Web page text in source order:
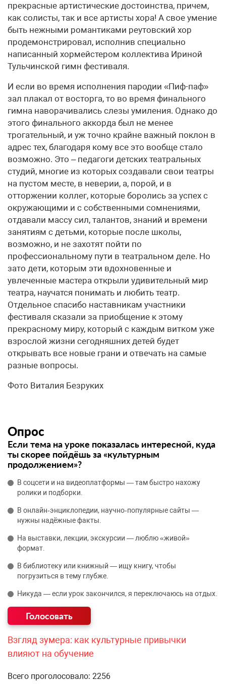
прекрасные артистические достоинства, причем,
как солисты, так и все артисты хора! А свое умение
быть нежными романтиками реутовский хор
продемонстрировал, исполнив специально
написанный хормейстером коллектива Ириной
Тульчинской гимн фестиваля.
И если во время исполнения пародии «Пиф-паф»
зал плакал от восторга, то во время финального
гимна наворачивались слезы умиления. Однако до
этого финального аккорда был не менее
трогательный, и уж точно крайне важный поклон в
адрес тех, благодаря кому все это вообще стало
возможно. Это – педагоги детских театральных
студий, многие из которых создавали свои театры
на пустом месте, в неверии, а, порой, и в
отторжении коллег, которые боролись за успех с
окружающими и с собственными сомнениями,
отдавали массу сил, талантов, знаний и времени
занятиям с детьми, которые после школы,
возможно, и не захотят пойти по
профессиональному пути в театральном деле. Но
зато дети, которым эти вдохновенные и
увлеченные мастера открыли удивительный мир
театра, научатся понимать и любить театр.
Отдельное спасибо наставникам участники
фестиваля сказали за приобщение к этому
прекрасному миру, который с каждым витком уже
взрослой жизни сегодняшних детей будет
открывать все новые грани и отвечать на самые
разные вопросы.
Фото Виталия Безруких
Опрос
Если тема на уроке показалась интересной, куда
ты скорее пойдёшь за «культурным
продолжением»?
В соцсети и на видеоплатформы — там быстро нахожу
ролики и подборки.
В онлайн‑энциклопедии, научно‑популярные сайты —
нужны надёжные факты.
На выставки, лекции, экскурсии — люблю «живой»
формат.
В библиотеку или книжный — ищу книгу, чтобы
погрузиться в тему глубже.
Никуда — если урок закончился, я переключаюсь на отдых.
Взгляд зумера: как культурные привычки
влияют на обучение
Всего проголосовало: 2256